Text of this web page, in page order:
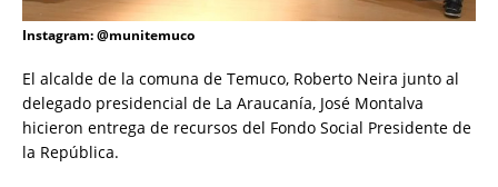
Instagram: @munitemuco
El alcalde de la comuna de Temuco, Roberto Neira junto al
delegado presidencial de La Araucanía, José Montalva
hicieron entrega de recursos del Fondo Social Presidente de
la República.